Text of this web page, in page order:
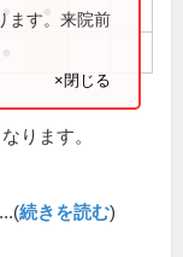
●ます。来院前
×閉じる
ります。
続きを読む)